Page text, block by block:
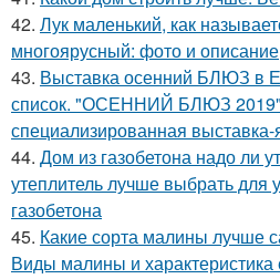
42. Лук маленький, как
многоярусный: фото и описание
43. Выставка осенний БЛЮЗ в
список. "ОСЕННИЙ БЛЮЗ 2019"
специализированная
44. Дом из газобетона надо ли
утеплитель лучше выбрать для
газобетона
45. Какие сорта малины лучше
Виды малины и характеристика